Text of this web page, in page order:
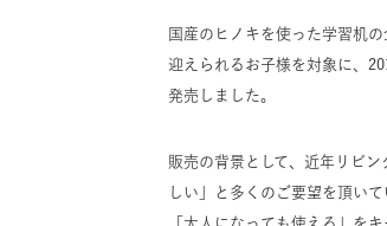
国産のヒノキを使った学習机
迎えられるお子様を対象に、
発売しました。
販売の背景として、近年リビ
しい」と多くのご要望を頂い